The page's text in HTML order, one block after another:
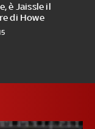
è Jaissle il
di Howe